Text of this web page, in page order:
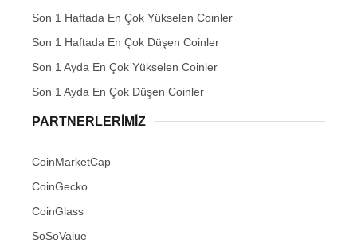
Son 1 Haftada En Çok Yükselen Coinler
Son 1 Haftada En Çok Düşen Coinler
Son 1 Ayda En Çok Yükselen Coinler
Son 1 Ayda En Çok Düşen Coinler
PARTNERLERIMIZ
CoinMarketCap
CoinGecko
CoinGlass
SoSoValue